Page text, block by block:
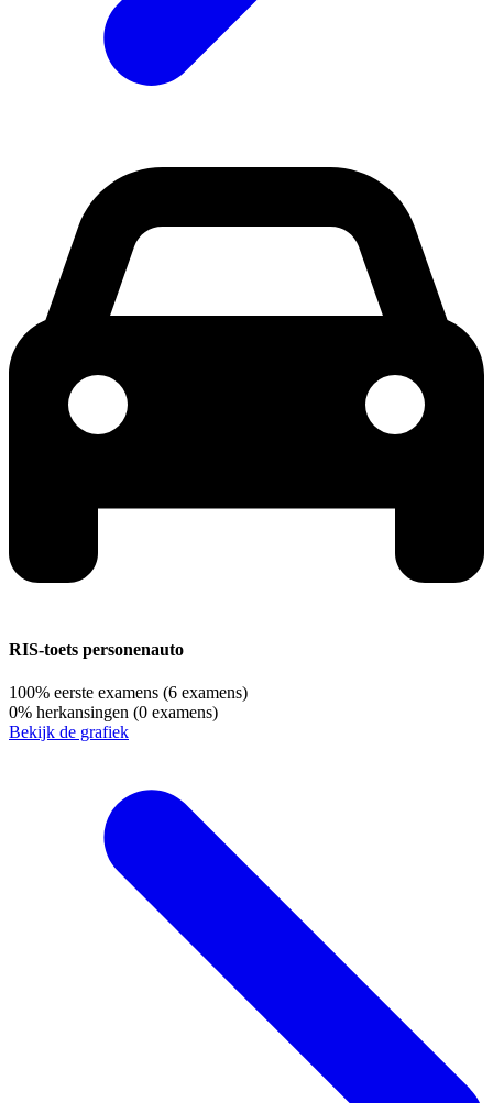
RIS-toets personenauto
100% eerste examens (6 examens)
0% herkansingen (0 examens)
Bekijk de grafiek